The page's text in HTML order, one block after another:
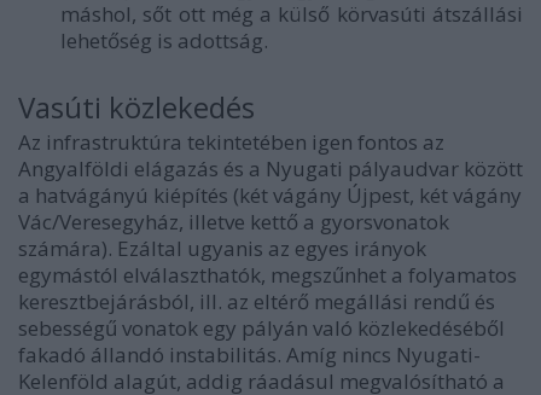
máshol, sőt ott még a külső körvasúti átszállási
lehetőség is adottság.
Vasúti közlekedés
Az infrastruktúra tekintetében igen fontos az
Angyalföldi elágazás és a Nyugati pályaudvar között
a hatvágányú kiépítés (két vágány Újpest, két vágány
Vác/Veresegyház, illetve kettő a gyorsvonatok
számára). Ezáltal ugyanis az egyes irányok
egymástól elválaszthatók, megszűnhet a folyamatos
keresztbejárásból, ill. az eltérő megállási rendű és
sebességű vonatok egy pályán való közlekedéséből
fakadó állandó instabilitás. Amíg nincs Nyugati-
Kelenföld alagút, addig ráadásul megvalósítható a